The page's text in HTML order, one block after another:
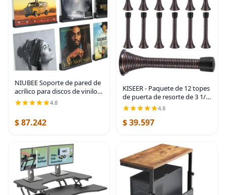
NIUBEE Soporte de pared de
acrílico para discos de vinilo
(montaje perforado, negro)
4.8
$ 87.242
KISEER - Paquete de 12 topes
de puerta de resorte de 3 1/4
pulgadas, tapón de puerta de
puntas de parachoques de
4.8
$ 39.597